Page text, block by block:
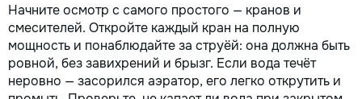
Начните осмотр с самого простого — кранов и
смесителей. Откройте каждый кран на полную
мощность и понаблюдайте за струёй: она должна быть
ровной, без завихрений и брызг. Если вода течёт
неровно — засорился аэратор, его легко открутить и